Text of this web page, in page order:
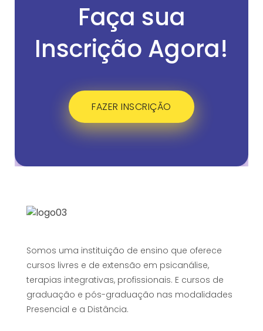
Faça sua
Inscrição Agora!
FAZER INSCRIÇÃO
Somos uma instituição de ensino que oferece
cursos livres e de extensão em psicanálise,
terapias integrativas, profissionais. E cursos de
graduação e pós-graduação nas modalidades
Presencial e a Distância.